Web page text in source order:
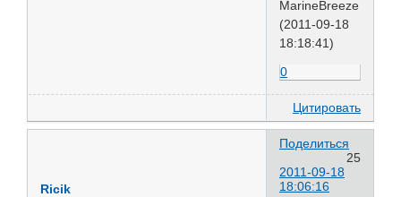
MarineBreeze
(2011-09-18
18:18:41)
0
Цитировать
Поделиться
25
2011-09-18
18:06:16
Ricik